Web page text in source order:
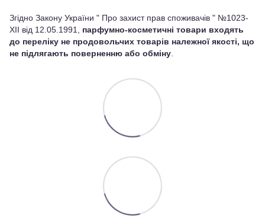
Згідно Закону України " Про захист прав споживачів " №1023-
XII від 12.05.1991, парфумно-косметичні товари входять
до переліку не продовольчих товарів належної якості, що
не підлягають поверненню або обміну.